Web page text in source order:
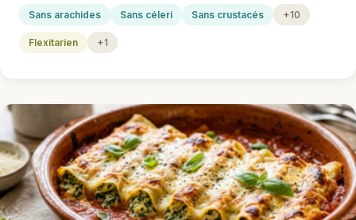
Sans arachides Sans céleri Sans crustacés +10
Flexitarien +1